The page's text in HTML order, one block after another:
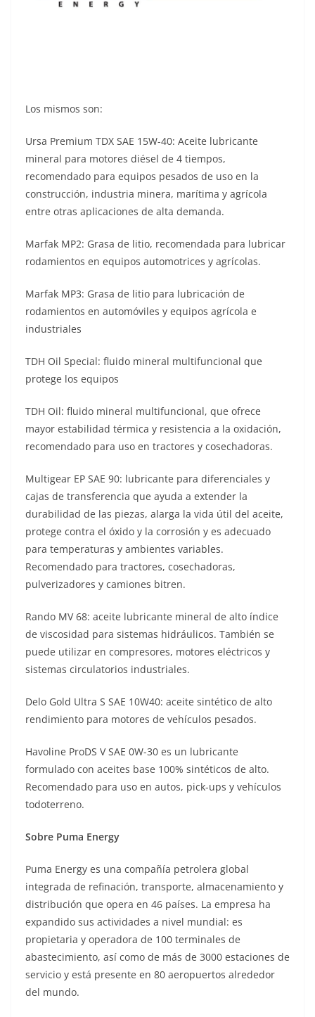
Los mismos son:
Ursa Premium TDX SAE 15W-40: Aceite lubricante
mineral para motores diésel de 4 tiempos,
recomendado para equipos pesados de uso en la
construcción, industria minera, marítima y agrícola
entre otras aplicaciones de alta demanda.
Marfak MP2: Grasa de litio, recomendada para lubricar
rodamientos en equipos automotrices y agrícolas.
Marfak MP3: Grasa de litio para lubricación de
rodamientos en automóviles y equipos agrícola e
industriales
TDH Oil Special: fluido mineral multifuncional que
protege los equipos
TDH Oil: fluido mineral multifuncional, que ofrece
mayor estabilidad térmica y resistencia a la oxidación,
recomendado para uso en tractores y cosechadoras.
Multigear EP SAE 90: lubricante para diferenciales y
cajas de transferencia que ayuda a extender la
durabilidad de las piezas, alarga la vida útil del aceite,
protege contra el óxido y la corrosión y es adecuado
para temperaturas y ambientes variables.
Recomendado para tractores, cosechadoras,
pulverizadores y camiones bitren.
Rando MV 68: aceite lubricante mineral de alto índice
de viscosidad para sistemas hidráulicos. También se
puede utilizar en compresores, motores eléctricos y
sistemas circulatorios industriales.
Delo Gold Ultra S SAE 10W40: aceite sintético de alto
rendimiento para motores de vehículos pesados.
Havoline ProDS V SAE 0W-30 es un lubricante
formulado con aceites base 100% sintéticos de alto.
Recomendado para uso en autos, pick-ups y vehículos
todoterreno.
Sobre Puma Energy
Puma Energy es una compañía petrolera global
integrada de refinación, transporte, almacenamiento y
distribución que opera en 46 países. La empresa ha
expandido sus actividades a nivel mundial: es
propietaria y operadora de 100 terminales de
abastecimiento, así como de más de 3000 estaciones de
servicio y está presente en 80 aeropuertos alrededor
del mundo.